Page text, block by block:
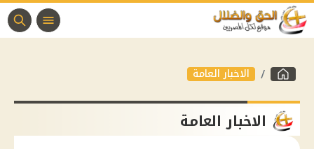
الاخبار العامة
الاخبار العامة